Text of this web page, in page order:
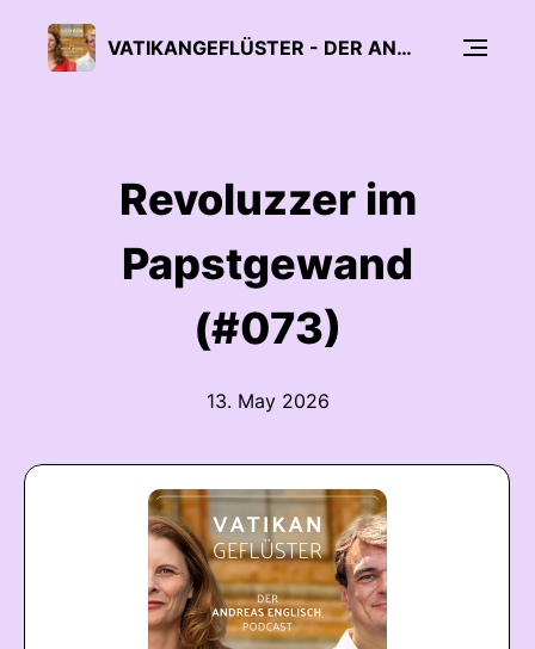
VATIKANGEFLÜSTER - DER ANDREAS ENGLISCH PODCAST - AUCH FÜR ATHEISTEN
Revoluzzer im
Papstgewand
(#073)
13. May 2026